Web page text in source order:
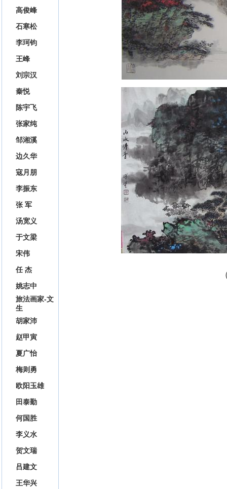
高俊峰
石寒松
李珂钧
王峰
刘宗汉
秦悦
陈宇飞
张家纯
邹湘溪
边久华
寇月朋
李振东
张 军
汤宽义
于文梁
宋伟
任 杰
姚志中
旅法画家-文
生
胡家沛
赵甲寅
夏广怡
梅则勇
欧阳玉雄
田泰勤
何国胜
李义水
贺文瑞
吕建文
王华兴